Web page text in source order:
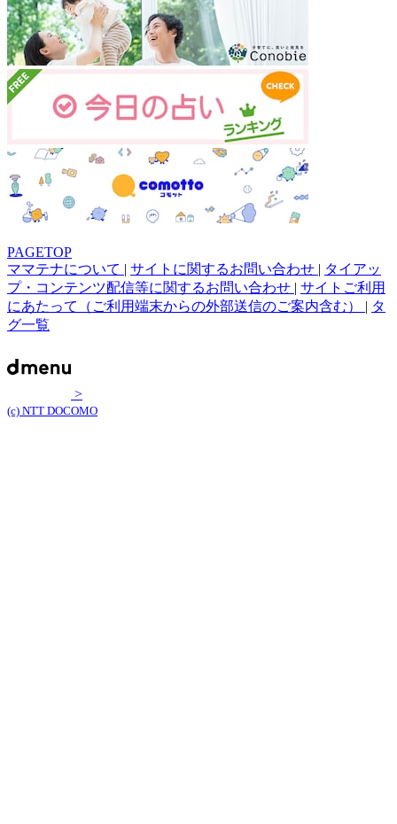
PAGETOP
ママテナについて | サイトに関するお問い合わせ | タイアッ
プ・コンテンツ配信等に関するお問い合わせ | サイトご利用
にあたって（ご利用端末からの外部送信のご案内含む） | タ
グ一覧
>
(c) NTT DOCOMO